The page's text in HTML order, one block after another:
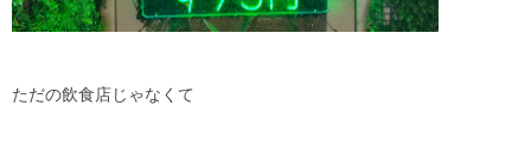
ただの飲食店じゃなくて